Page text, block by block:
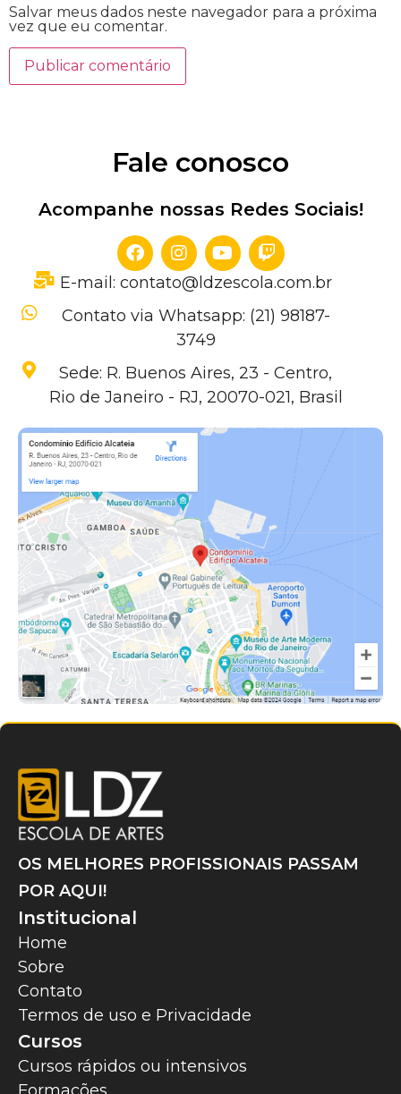
Salvar meus dados neste navegador para a próxima
vez que eu comentar.
Fale conosco
Acompanhe nossas Redes Sociais!
E-mail: contato@ldzescola.com.br
Contato via Whatsapp: (21) 98187-
3749
Sede: R. Buenos Aires, 23 - Centro,
Rio de Janeiro - RJ, 20070-021, Brasil
OS MELHORES PROFISSIONAIS PASSAM
POR AQUI!
Institucional
Home
Sobre
Contato
Termos de uso e Privacidade
Cursos
Cursos rápidos ou intensivos